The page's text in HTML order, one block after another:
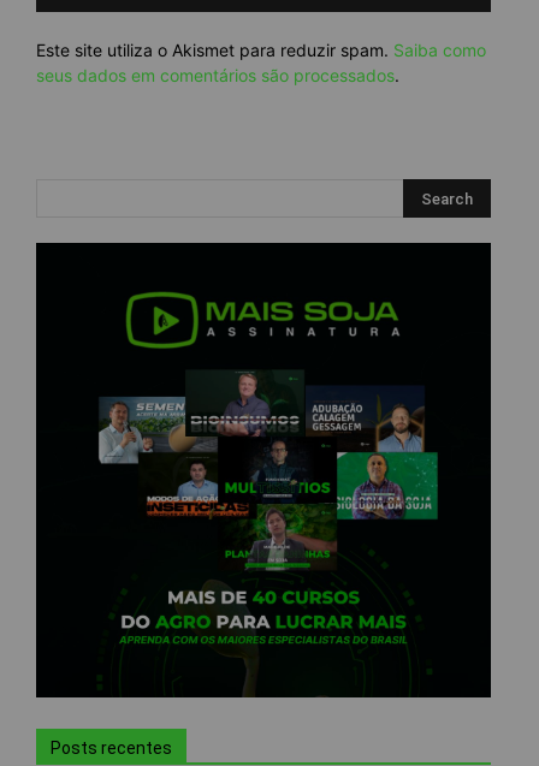
Este site utiliza o Akismet para reduzir spam. Saiba como
seus dados em comentários são processados.
Posts recentes